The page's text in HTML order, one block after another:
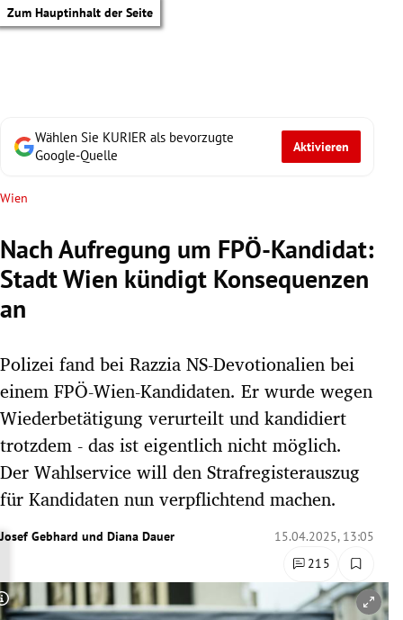
Zum Hauptinhalt der Seite
Untermenü
Untermenü
Untermenü
Untermenü
Untermenü
Wählen Sie KURIER als bevorzugte
Google-Quelle
Aktivieren
Wien
Nach Aufregung um FPÖ-Kandidat:
Stadt Wien kündigt Konsequenzen
an
Polizei fand bei Razzia NS-Devotionalien bei
einem FPÖ-Wien-Kandidaten. Er wurde wegen
Wiederbetätigung verurteilt und kandidiert
trotzdem - das ist eigentlich nicht möglich.
Der Wahlservice will den Strafregisterauszug
für Kandidaten nun verpflichtend machen.
Josef Gebhard und Diana Dauer
15.04.2025, 13:05
215
Copyright-Hinweis öffnen/schließen